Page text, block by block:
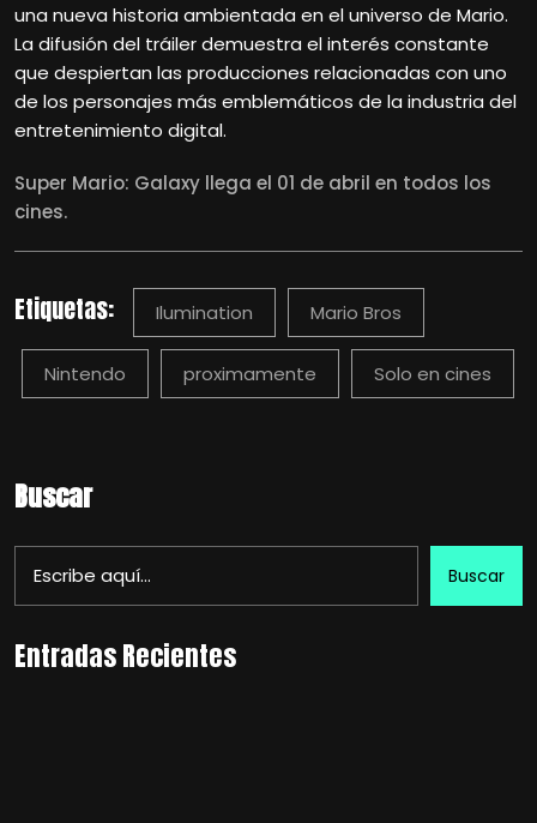
una nueva historia ambientada en el universo de Mario.
La difusión del tráiler demuestra el interés constante
que despiertan las producciones relacionadas con uno
de los personajes más emblemáticos de la industria del
entretenimiento digital.
Super Mario: Galaxy llega el 01 de abril en todos los
cines.
Etiquetas: Ilumination Mario Bros
Nintendo proximamente Solo en cines
Buscar
Buscar
Entradas Recientes